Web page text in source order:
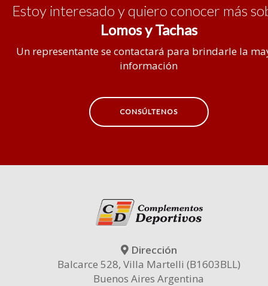
Estoy interesado y quiero conocer más
Lomos y Tachas
Un representante se contactará para brindarle la
información
CONSÚLTENOS
Dirección
Balcarce 528, Villa Martelli (B1603BLL)
Buenos Aires Argentina